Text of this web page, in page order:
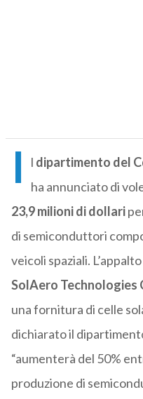
I l dipartimento del
ha annunciato di
23,9 milioni di dollari
di semiconduttori
veicoli spaziali.
SolAero Technologies
una fornitura di celle
dichiarato il
“aumenterà del 50%
produzione di